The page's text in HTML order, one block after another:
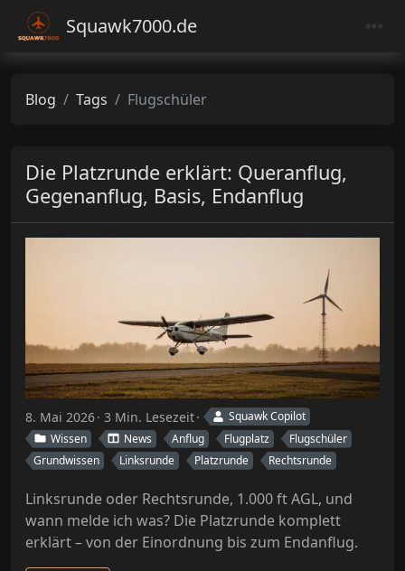
Squawk7000.de
Blog Tags Flugschüler
Die Platzrunde erklärt: Queranflug,
Gegenanflug, Basis, Endanflug
8. Mai 2026 3 Min. Lesezeit
Squawk Copilot
Wissen
News Anflug Flugplatz
Flugschüler
Grundwissen
Linksrunde Platzrunde Rechtsrunde
Linksrunde oder Rechtsrunde, 1.000 ft AGL, und
wann melde ich was? Die Platzrunde komplett
erklärt – von der Einordnung bis zum Endanflug.